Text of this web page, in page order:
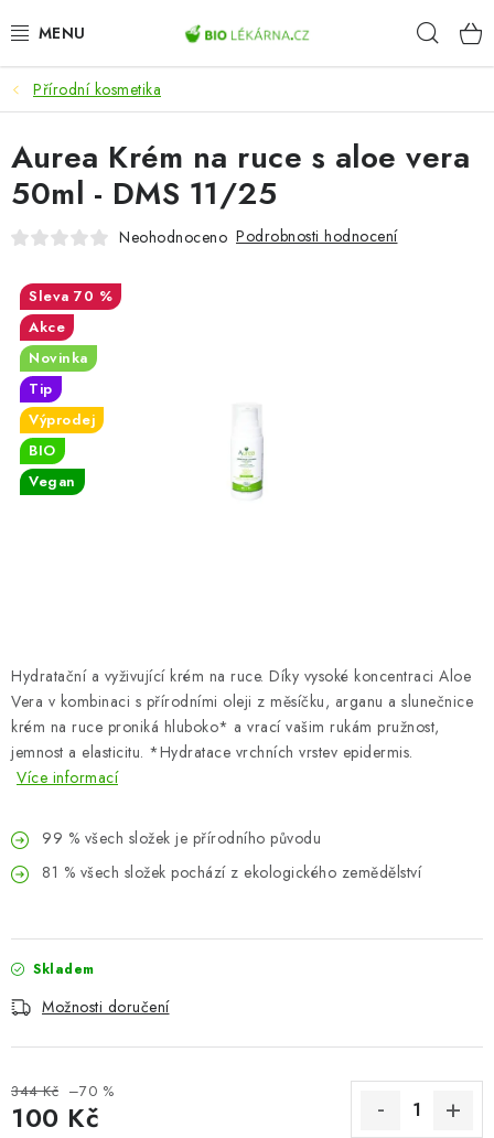
na
AKCE
DOPLŇKY STRAVY
PŘÍRODNÍ KOSMETIKA
ZDRAVÉ POTRAVINY
PŘÍSTROJE
ZDRAVOTNÍ OKRUHY
ZNAČKY
Přírodní kosmetika
Hydratační a vyživující krém na ruce. Díky vysoké koncentraci Aloe
Vera v kombinaci s přírodními oleji z měsíčku, arganu a slunečnice
krém na ruce proniká hluboko* a vrací vašim rukám pružnost,
jemnost a elasticitu. *Hydratace vrchních vrstev epidermis.
Více informací
99 % všech složek je přírodního původu
81 % všech složek pochází z ekologického zemědělství
Skladem
Možnosti doručení
344 Kč –70 %
100 Kč
Aurea Krém na ruce s aloe vera
50ml - DMS 11/25
Neohodnoceno Podrobnosti hodnocení
70 %
Akce
Novinka
Tip
Výprodej
BIO
Vegan